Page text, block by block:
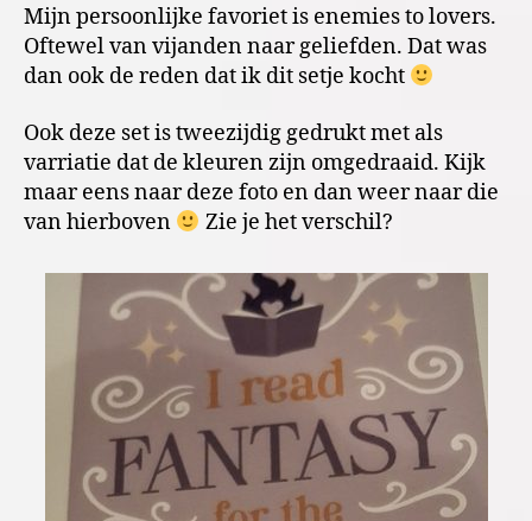
Mijn persoonlijke favoriet is enemies to lovers.
Oftewel van vijanden naar geliefden. Dat was
dan ook de reden dat ik dit setje kocht
Ook deze set is tweezijdig gedrukt met als
varriatie dat de kleuren zijn omgedraaid. Kijk
maar eens naar deze foto en dan weer naar die
van hierboven
Zie je het verschil?